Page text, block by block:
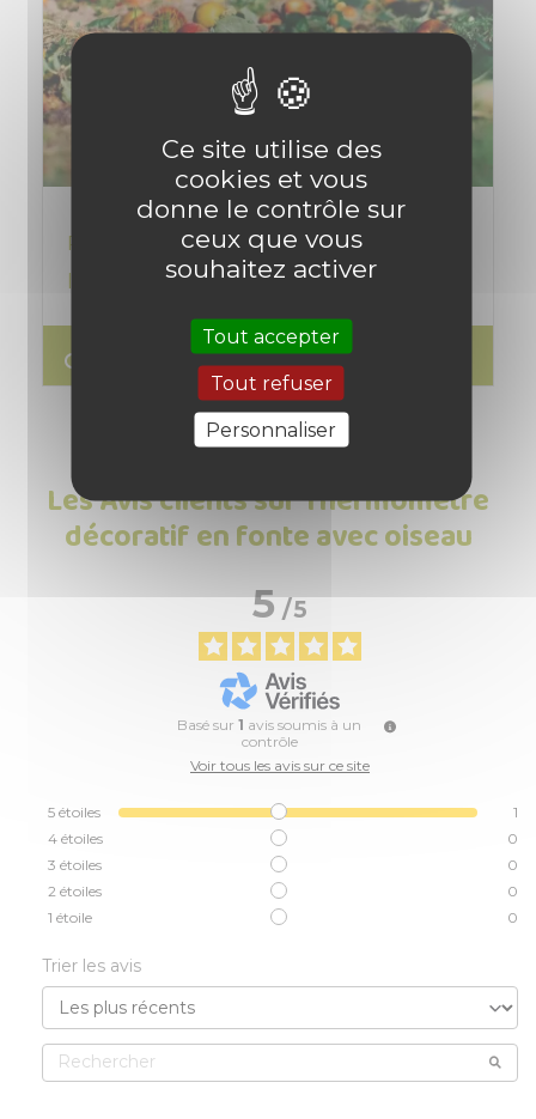
Préparer son potager en automne pour
l'année prochaine ?
search Lire l'article
Les Avis clients sur Thermomètre
décoratif en fonte avec oiseau
5/5
Basé sur 1 avis soumis à un
contrôle
Voir tous les avis sur ce site
5 étoiles
1
4 étoiles
0
3 étoiles
0
2 étoiles
0
1 étoile 0
Trier les avis
Ce site utilise des
cookies et vous
donne le contrôle sur
ceux que vous
souhaitez activer
Tout accepter
Tout refuser
Personnaliser